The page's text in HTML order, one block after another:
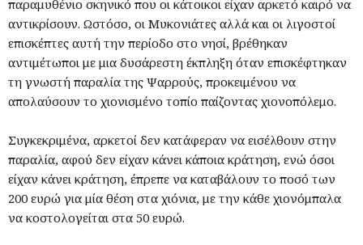
παραμυθένιο σκηνικό που οι κάτοικοι είχαν αρκετό καιρό να
αντικρίσουν. Ωστόσο, οι Μυκονιάτες αλλά και οι λιγοστοί
επισκέπτες αυτή την περίοδο στο νησί, βρέθηκαν
αντιμέτωποι με μια δυσάρεστη έκπληξη όταν επισκέφτηκαν
τη γνωστή παραλία της Ψαρρούς, προκειμένου να
απολαύσουν το χιονισμένο τοπίο παίζοντας χιονοπόλεμο.
Συγκεκριμένα, αρκετοί δεν κατάφεραν να εισέλθουν στην
παραλία, αφού δεν είχαν κάνει κάποια κράτηση, ενώ όσοι
είχαν κάνει κράτηση, έπρεπε να καταβάλουν το ποσό των
200 ευρώ για μία θέση στα χιόνια, με την κάθε χιονόμπαλα
να κοστολογείται στα 50 ευρώ.